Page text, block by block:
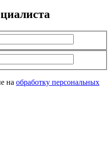
на обработку персональных